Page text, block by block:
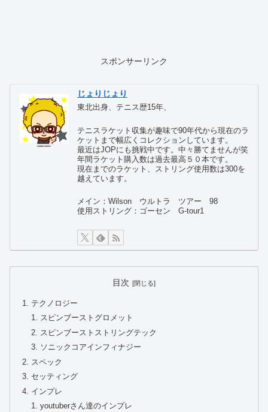
スポンサーリンク
じょりじょり
東北出身、テニス歴15年、
テニスラケット収集が趣味で90年代から現在のラ
ケットまで幅広くコレクションしています。
最近はJOPにも挑戦中です。中々勝てませんが笑
年間ラケット購入数は過去最高５０本です。
現在までのラケット、ストリング使用数は300を
越えています。
メイン：Wilson ウルトラ ツアー 98
使用ストリング：ゴーセン G-tour1
目次
テクノロジー
スピンブーストグロメット
スピンブーストストリングテック
ソニックコアインフィナジー
スペック
セッティング
インプレ
youtuberさん達のインプレ